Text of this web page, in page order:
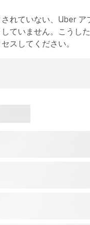
れていない、Uber ア
ていません。こうし
スしてください。